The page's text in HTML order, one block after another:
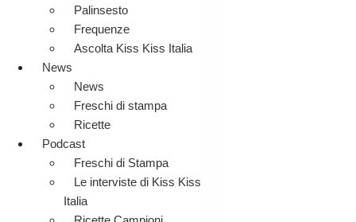
Palinsesto
Frequenze
Ascolta Kiss Kiss Italia
News
News
Freschi di stampa
Ricette
Podcast
Freschi di Stampa
Le interviste di Kiss Kiss
Italia